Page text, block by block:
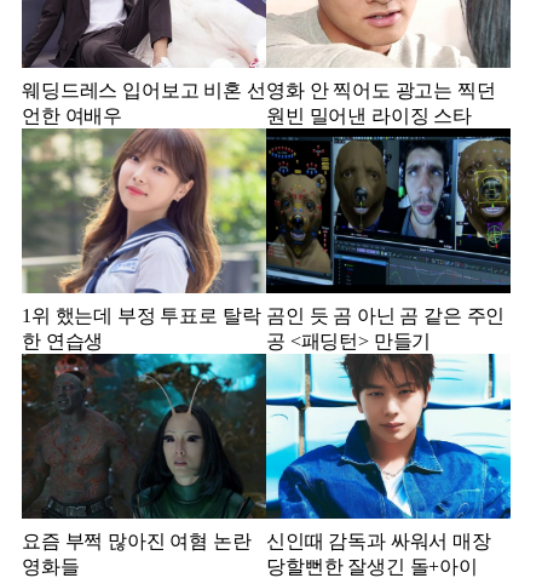
웨딩드레스 입어보고 비혼 선
언한 여배우
영화 안 찍어도 광고는 찍던
원빈 밀어낸 라이징 스타
1위 했는데 부정 투표로 탈락
한 연습생
곰인 듯 곰 아닌 곰 같은 주인
공 <패딩턴> 만들기
요즘 부쩍 많아진 여혐 논란
영화들
신인때 감독과 싸워서 매장
당할뻔한 잘생긴 돌+아이